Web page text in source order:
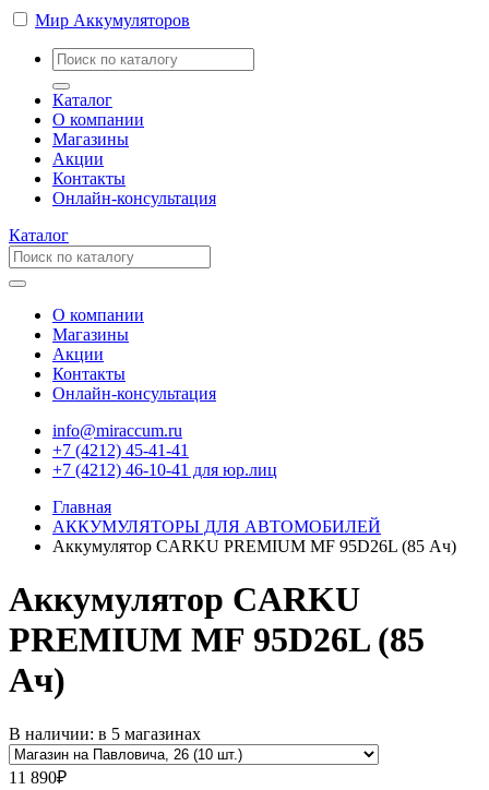
Мир Аккумуляторов
Каталог
О компании
Магазины
Акции
Контакты
Онлайн-консультация
Каталог
О компании
Магазины
Акции
Контакты
Онлайн-консультация
info@miraccum.ru
+7 (4212) 45-41-41
+7 (4212) 46-10-41 для юр.лиц
Главная
АККУМУЛЯТОРЫ ДЛЯ АВТОМОБИЛЕЙ
Аккумулятор CARKU PREMIUM MF 95D26L (85 Ач)
Аккумулятор CARKU
PREMIUM MF 95D26L (85
Ач)
В наличии: в 5 магазинах
11 890₽